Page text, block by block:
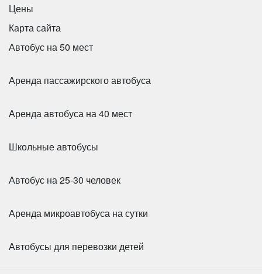
Цены
Карта сайта
Автобус на 50 мест
Аренда пассажирского автобуса
Аренда автобуса на 40 мест
Школьные автобусы
Автобус на 25-30 человек
Аренда микроавтобуса на сутки
Автобусы для перевозки детей